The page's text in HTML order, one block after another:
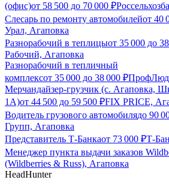
(офис)от 58 500 до 70 000 ₽
Слесарь по ремонту автомобилейот 40
Урал, Агаповка
Разнорабочий в теплицыот 35 000 до
Рабочий, Агаповка
Разнорабочий в тепличный
комплексот 35 000 до 38 000 ₽
Мерчандайзер-грузчик (с. Агаповка,
1А)от 44 500 до 59 500 ₽FIX PRICE,
Водитель грузового автомобилядо 90
Групп, Агаповка
Представитель Т-Банкаот 73 000 ₽Т-
Менеджер пункта выдачи заказов
(Wildberries & Russ), Агаповка
HeadHunter